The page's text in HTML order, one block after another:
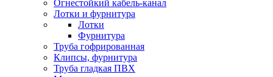
Огнестойкий кабель-канал
Лотки и фурнитура
Лотки
Фурнитура
Труба гофрированная
Клипсы, фурнитура
Труба гладкая ПВХ